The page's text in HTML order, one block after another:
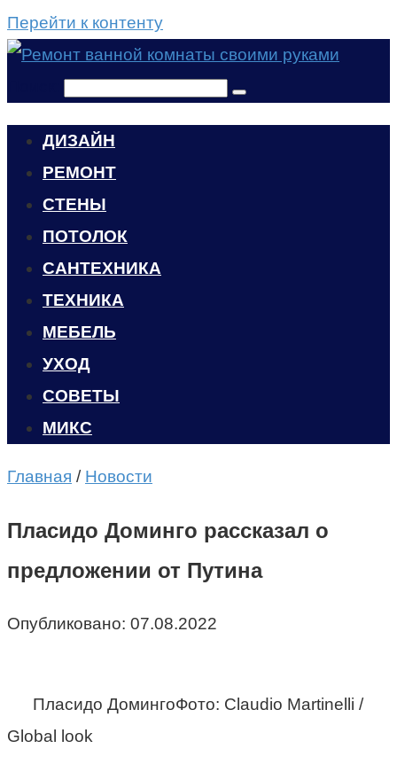
Перейти к контенту
ДИЗАЙН
РЕМОНТ
СТЕНЫ
ПОТОЛОК
САНТЕХНИКА
ТЕХНИКА
МЕБЕЛЬ
УХОД
CОВЕТЫ
МИКС
Главная / Новости
Пласидо Доминго рассказал о
предложении от Путина
Опубликовано: 07.08.2022
Пласидо ДомингоФото: Claudio Martinelli /
Global look